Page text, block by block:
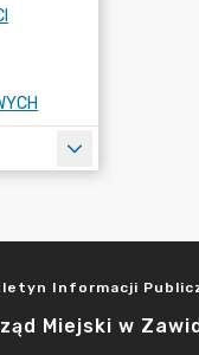
Informacji
Miejski w